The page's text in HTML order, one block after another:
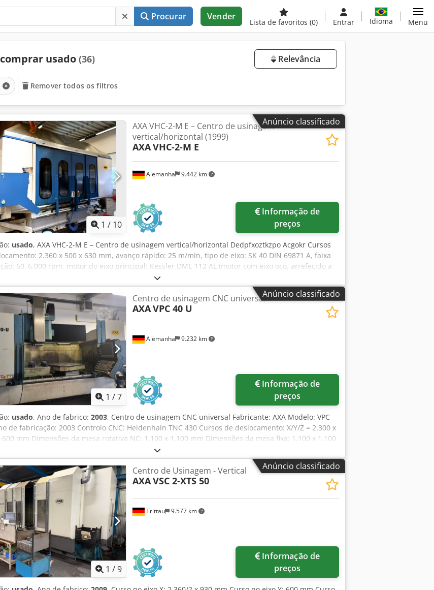
Procurar Vender
Lista de favoritos (0) Entrar Idioma Menu
usado (36) Relevância
Remover todos os filtros
Anúncio classificado
1 / 10
Alemanha 9.442 km
AXA VHC-2-M E – Centro de usinagem
vertical/horizontal (1999)
AXAVHC-2-M E
preços
usado, AXA VHC-2-M E – Centro de usinagem vertical/horizontal Dedpfxoztkzpo Acgokr Cursos
2.360 x 500 x 630 mm, avanço rápido: 25 m/min, tipo de eixo: SK 40 DIN 69871 A, faixa
60–6.000 rpm, motor do eixo principal: Kessler DME 112 AL (motor com eixo oco, arrefecido a
kW). Controlo: HEIDENHAIN TNC 430 PA. Cabeça rotativa: -90 graus a +90 graus, divisão: 2,5 graus
usinagem vertical e horizontal. Trocador de ferramentas para 22 posições, montado
transportador de aparas com sistema de descarga do lado esquerdo. Dimensões da área de
aprox. 6,1 x 2,8 x 3,2 m.
Anúncio classificado
1 /7
Alemanha 9.232 km
Centro de usinagem CNC universal
AXAVPC 40 U
preços
usado, Ano de fabrico: 2003, Centro de usinagem CNC universal Fabricante: AXA Modelo: VPC
de fabricação: 2003 Controlo CNC: Heidenhain TNC 430 Cursos de deslocamento: X/Y/Z = 2.300 x
600 mm Dimensões da mesa rotativa NC: 1.100 x 1.100 mm Dimensões da mesa fixa: 1.100 x 1.100
de fixação de ferramentas: SK40 Dkodpfx Aswwt Nmocger Armazenamento de ferramentas:
Velocidade de rotação: 10.000 rpm Peso: aproximadamente 20 toneladas. 3826ä
Anúncio classificado
1 /9
Trittau 9.577 km
Centro de Usinagem - Vertical
AXAVSC 2-XTS 50
preços